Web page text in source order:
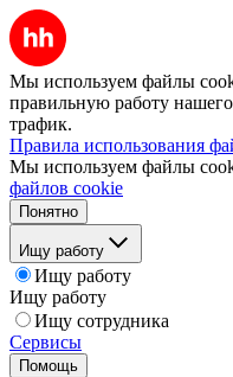
Мы используем файлы
правильную работу нашего
трафик.
Правила использования
Мы используем файлы
файлов cookie
Понятно
Ищу работу
Ищу работу
Ищу работу
Ищу сотрудника
Сервисы
Помощь